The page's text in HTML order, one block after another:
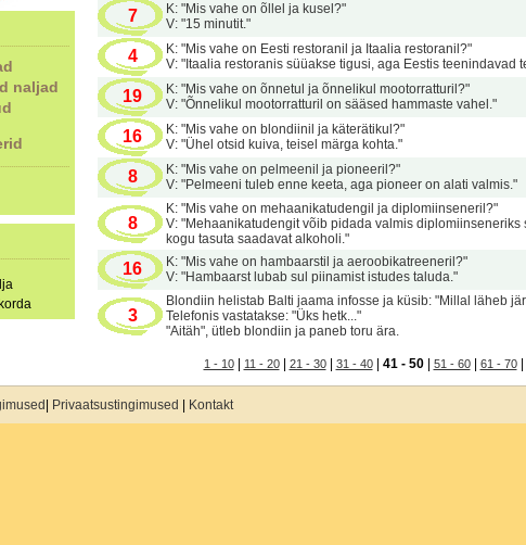
naljad
7
K: "Mis vahe on õllel ja kusel?"
V: "15 minutit."
4
K: "Mis vahe on Eesti restoranil ja Itaalia restoranil?"
V: "Itaalia restoranis süüakse tigusi, aga Eestis teenindavad
19
K: "Mis vahe on õnnetul ja õnnelikul mootorratturil?"
V: "Õnnelikul mootorratturil on sääsed hammaste vahel."
16
K: "Mis vahe on blondiinil ja käterätikul?"
V: "Ühel otsid kuiva, teisel märga kohta."
8
K: "Mis vahe on pelmeenil ja pioneeril?"
V: "Pelmeeni tuleb enne keeta, aga pioneer on alati valmis."
8
K: "Mis vahe on mehaanikatudengil ja diplomiinseneril?"
V: "Mehaanikatudengit võib pidada valmis
kogu tasuta saadavat alkoholi."
16
K: "Mis vahe on hambaarstil ja aeroobikatreeneril?"
V: "Hambaarst lubab sul piinamist istudes taluda."
3
Blondiin helistab Balti jaama infosse ja küsib: "Millal läheb
Telefonis vastatakse: "Üks hetk..."
"Aitäh", ütleb blondiin ja paneb toru ära.
1 - 10| 11 - 20| 21 - 30| 31 - 40| 41 - 50| 51 - 60| 61 - 70|
Privaatsustingimused Kontakt